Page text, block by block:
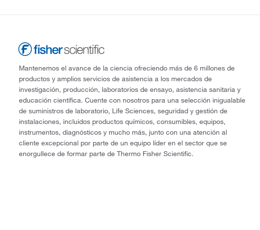
Mantenemos el avance de la ciencia ofreciendo más de 6 millones de
productos y amplios servicios de asistencia a los mercados de
investigación, producción, laboratorios de ensayo, asistencia sanitaria y
educación científica. Cuente con nosotros para una selección inigualable
de suministros de laboratorio, Life Sciences, seguridad y gestión de
instalaciones, incluidos productos químicos, consumibles, equipos,
instrumentos, diagnósticos y mucho más, junto con una atención al
cliente excepcional por parte de un equipo líder en el sector que se
enorgullece de formar parte de Thermo Fisher Scientific.